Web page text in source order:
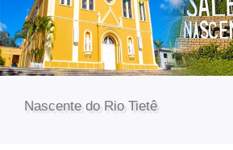
Nascente do Rio Tietê